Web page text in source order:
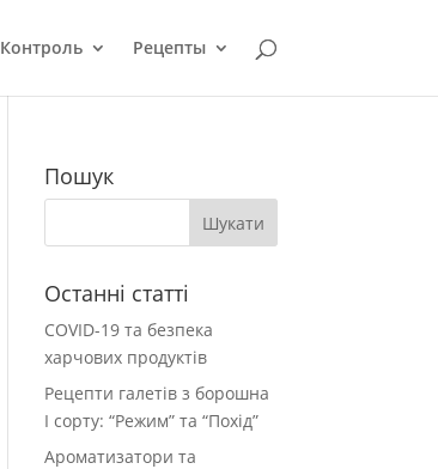
Контроль Рецепты
Пошук
Останні статті
COVID-19 та безпека
харчових продуктів
Рецепти галетів з борошна
І сорту: “Режим” та “Похід”
Ароматизатори та